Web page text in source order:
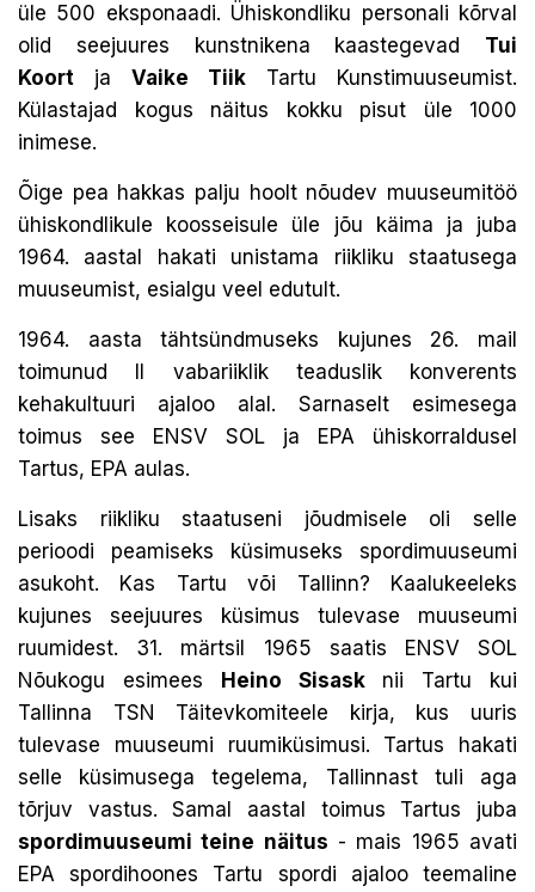
üle 500 eksponaadi. Ühiskondliku personali kõrval
olid seejuures kunstnikena kaastegevad Tui
Koort ja Vaike Tiik Tartu Kunstimuuseumist.
Külastajad kogus näitus kokku pisut üle 1000
inimese.
Õige pea hakkas palju hoolt nõudev muuseumitöö
ühiskondlikule koosseisule üle jõu käima ja juba
1964. aastal hakati unistama riikliku staatusega
muuseumist, esialgu veel edutult.
1964. aasta tähtsündmuseks kujunes 26. mail
toimunud II vabariiklik teaduslik konverents
kehakultuuri ajaloo alal. Sarnaselt esimesega
toimus see ENSV SOL ja EPA ühiskorraldusel
Tartus, EPA aulas.
Lisaks riikliku staatuseni jõudmisele oli selle
perioodi peamiseks küsimuseks spordimuuseumi
asukoht. Kas Tartu või Tallinn? Kaalukeeleks
kujunes seejuures küsimus tulevase muuseumi
ruumidest. 31. märtsil 1965 saatis ENSV SOL
Nõukogu esimees
Heino Sisasknii Tartu kui
Tallinna TSN Täitevkomiteele kirja, kus uuris
tulevase muuseumi ruumiküsimusi. Tartus hakati
selle küsimusega tegelema, Tallinnast tuli aga
tõrjuv vastus. Samal aastal toimus Tartus juba
spordimuuseumi teine näitus - mais 1965 avati
EPA spordihoones Tartu spordi ajaloo teemaline